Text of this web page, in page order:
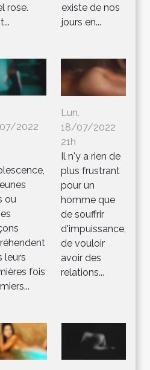
rose.
existe de nos
jours en...
2022
ou
leurs
fois
Lun.
18/07/2022
21h
Il n'y a rien de
plus frustrant
pour un
homme que
de souffrir
d'impuissance,
de vouloir
avoir des
relations...